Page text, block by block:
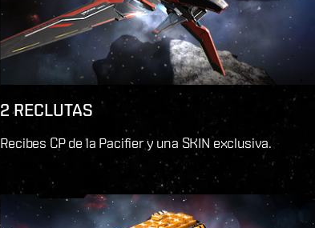
2 RECLUTAS
Recibes CP de la Pacifier y una SKIN exclusiva.